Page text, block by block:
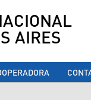
AIRES